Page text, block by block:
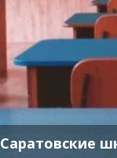
Саратовские